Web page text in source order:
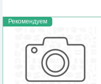
Рекомендуем